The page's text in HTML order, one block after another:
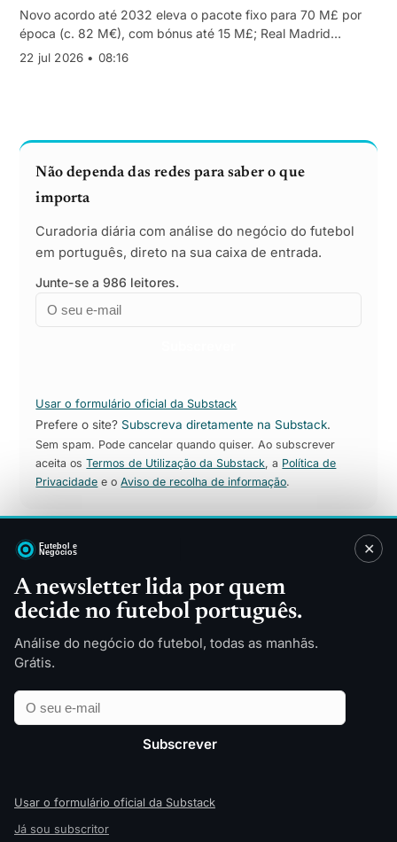
Novo acordo até 2032 eleva o pacote fixo para 70 M£ por
época (c. 82 M€), com bónus até 15 M£; Real Madrid
mantém a liderança.
22 jul 2026 • 08:16
✕
A newsletter lida por quem
decide no futebol português.
Análise do negócio do futebol, todas as manhãs.
Grátis.
Email
Subscrever
Empresa
Usar o formulário oficial da Substack
Já sou subscritor
Não dependa das redes para saber o que
importa
Curadoria diária com análise do negócio do futebol
em português, direto na sua caixa de entrada.
Junte-se a 986 leitores.
Email
Empresa
Usar o formulário oficial da Substack
Prefere o site?Subscreva diretamente na Substack.
Sem spam. Pode cancelar quando quiser. Ao subscrever
aceita osTermos de Utilização da Substack, a Política de
Privacidade e oAviso de recolha de informação.
Sitemap
Direitos TV
Patrocínios
Merchandising
Finanças
Tecnologia
Apostas Desportivas
Todas as categorias